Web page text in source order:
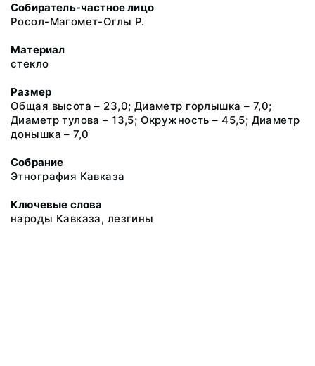
Собиратель-частное лицо
Росол-Магомет-Оглы Р.
Материал
стекло
Размер
Общая высота – 23,0; Диаметр горлышка – 7,0;
Диаметр тулова – 13,5; Окружность – 45,5; Диаметр
донышка – 7,0
Собрание
Этнография Кавказа
Ключевые слова
народы Кавказа, лезгины